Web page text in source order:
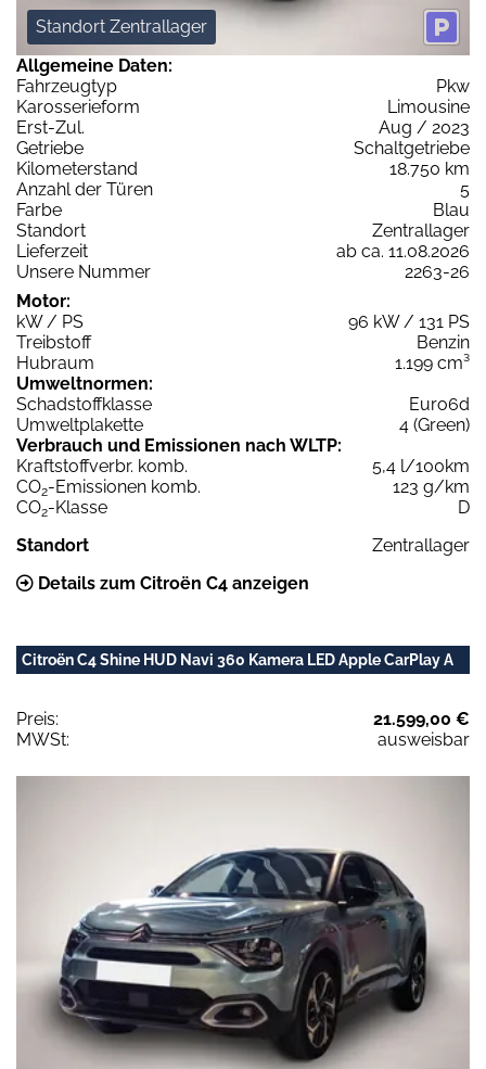
Standort Zentrallager
Allgemeine Daten:
Fahrzeugtyp
Pkw
Karosserieform
Limousine
Erst-Zul.
Aug / 2023
Getriebe
Schaltgetriebe
Kilometerstand
18.750 km
Anzahl der Türen
5
Farbe
Blau
Standort
Zentrallager
Lieferzeit
ab ca. 11.08.2026
Unsere Nummer
2263-26
Motor:
kW / PS
96 kW / 131 PS
Treibstoff
Benzin
Hubraum
1.199 cm³
Umweltnormen:
Schadstoffklasse
Euro6d
Umweltplakette
4 (Green)
Verbrauch und Emissionen nach WLTP:
Kraftstoffverbr. komb.
5,4 l/100km
CO2-Emissionen komb.
123 g/km
CO2-Klasse
D
Standort
Zentrallager
Details zum Citroën C4 anzeigen
Citroën C4 Shine HUD Navi 360 Kamera LED Apple CarPlay A
Preis:
21.599,00 €
MWSt:
ausweisbar